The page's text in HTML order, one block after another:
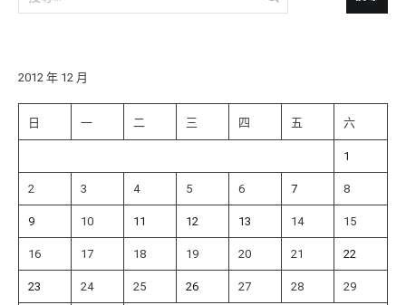
尋
字:
2012 年 12 月
日 一 二 三 四 五 六
1
2 3 4 5 6 7 8
9 10 11 12 13 14 15
16 17 18 19 20 21 22
23 24 25 26 27 28 29